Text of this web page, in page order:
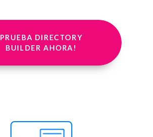
PRUEBA DIRECTORY
BUILDER AHORA!